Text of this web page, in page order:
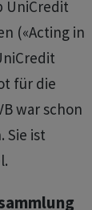
UniCredit
(«Acting in
für die
war schon
Sie ist